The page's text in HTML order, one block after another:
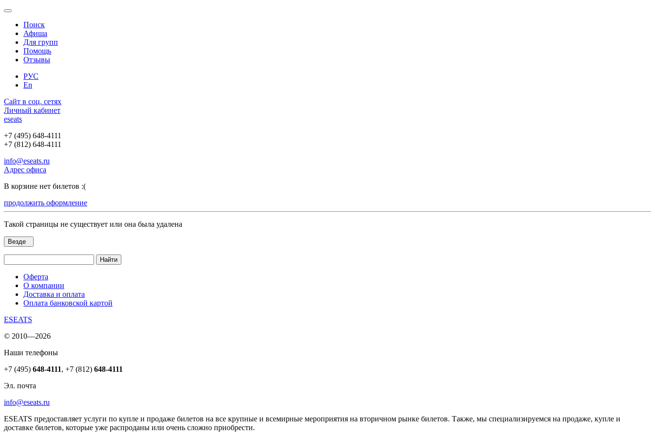
Поиск
Афиша
Для групп
Помощь
Отзывы
РУС
En
Сайт в соц. сетях
Личный кабинет
eseats
+7 (495) 648-4111
+7 (812) 648-4111
info@eseats.ru
Адрес офиса
В корзине нет билетов :(
продолжить оформление
Такой страницы не существует или она была удалена
Везде
Найти
Оферта
О компании
Доставка и оплата
Оплата банковской картой
ESEATS
© 2010—2026
Наши телефоны
+7 (495) 648-4111, +7 (812) 648-4111
Эл. почта
info@eseats.ru
ESEATS предоставляет услуги по купле и продаже билетов на все крупные и всемирные мероприятия на вторичном рынке билетов. Также, мы специализируемся на продаже, купле и
доставке билетов, которые уже распроданы или очень сложно приобрести.